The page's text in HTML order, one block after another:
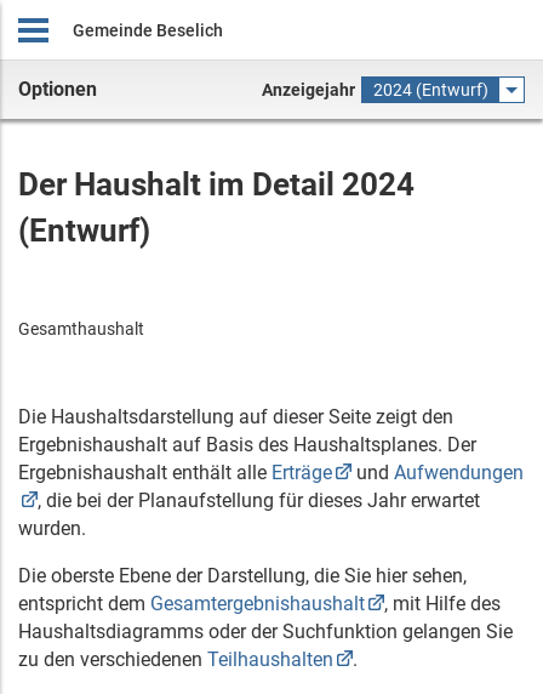
Gemeinde Beselich
Optionen Anzeigejahr 2024 (Entwurf)
Der Haushalt im Detail 2024
(Entwurf)
Gesamthaushalt
Die Haushaltsdarstellung auf dieser Seite zeigt den
Ergebnishaushalt auf Basis des Haushaltsplanes. Der
Ergebnishaushalt enthält alle Erträge und Aufwendungen
, die bei der Planaufstellung für dieses Jahr erwartet
wurden.
Die oberste Ebene der Darstellung, die Sie hier sehen,
entspricht dem Gesamtergebnishaushalt
, mit Hilfe des
Haushaltsdiagramms oder der Suchfunktion gelangen Sie
zu den verschiedenen Teilhaushalten .